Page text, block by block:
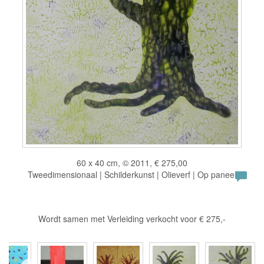
60 x 40 cm, © 2011, € 275,00
Tweedimensionaal | Schilderkunst | Olieverf | Op paneel
Wordt samen met Verleiding verkocht voor € 275,-